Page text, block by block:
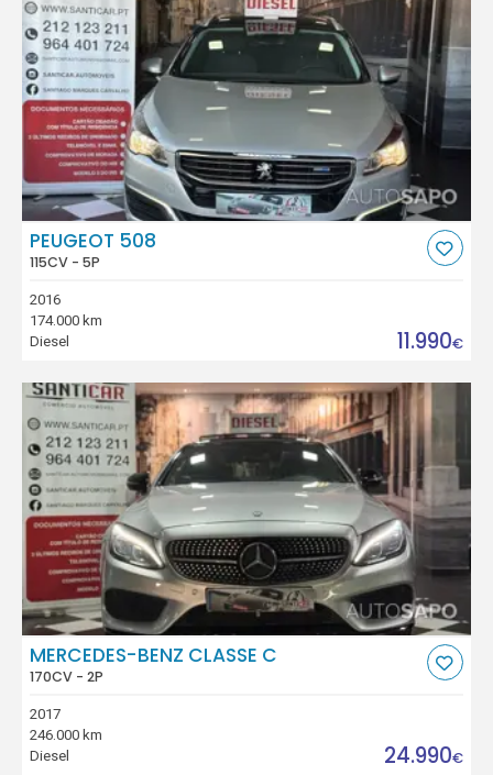
PEUGEOT 508
115CV - 5P
2016
174.000 km
Diesel
11.990€
MERCEDES-BENZ CLASSE C
170CV - 2P
2017
246.000 km
Diesel
24.990€